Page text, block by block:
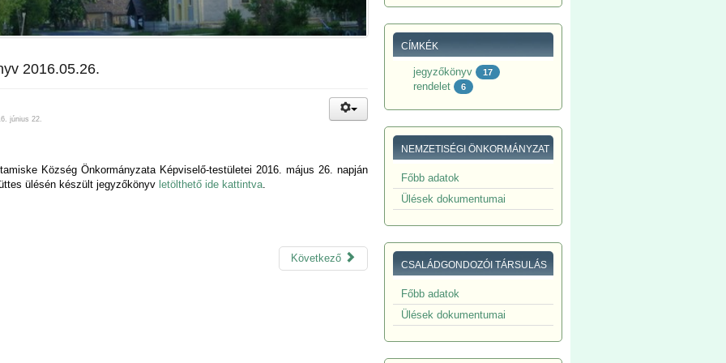
2016.05.26.
június 22.
Község Önkormányzata Képviselő-testületei 2016. május 26. napján
ülésén készült jegyzőkönyv letölthető ide kattintva.
Következő
CÍMKÉK
jegyzőkönyv 17
rendelet 6
NEMZETISÉGI ÖNKORMÁNYZAT
Főbb adatok
Ülések dokumentumai
CSALÁDGONDOZÓI TÁRSULÁS
Főbb adatok
Ülések dokumentumai